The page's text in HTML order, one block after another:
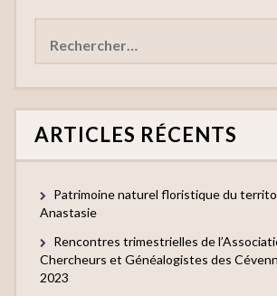
ARTICLES RÉCENTS
Patrimoine naturel floristique du
Anastasie
Rencontres trimestrielles de
Chercheurs et Généalogistes des
2023